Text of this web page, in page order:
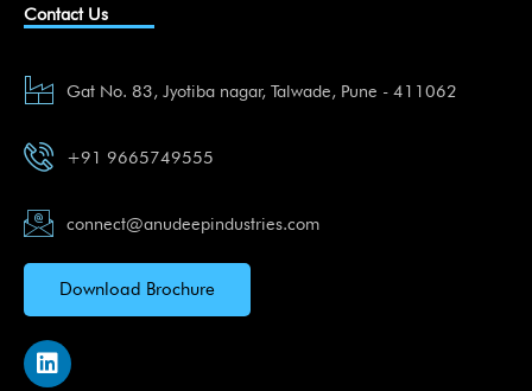
Contact Us
Gat No. 83, Jyotiba nagar, Talwade, Pune - 411062
+91 9665749555
connect@anudeepindustries.com
Download Brochure
L
i